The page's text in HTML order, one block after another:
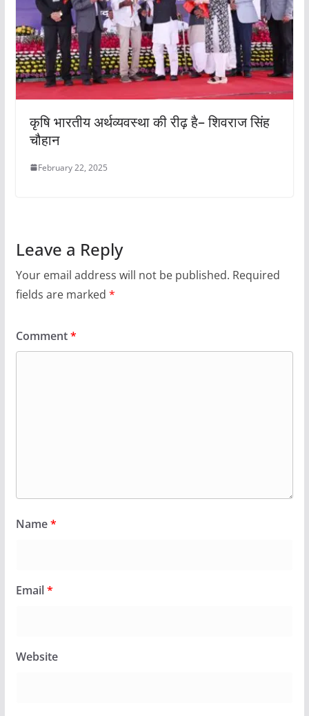
कृषि भारतीय अर्थव्यवस्था की रीढ़ है– शिवराज सिंह
चौहान
February 22, 2025
Leave a Reply
Your email address will not be published. Required
fields are marked *
Comment*
Name*
Email*
Website